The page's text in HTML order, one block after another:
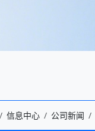
信息中心 公司新闻